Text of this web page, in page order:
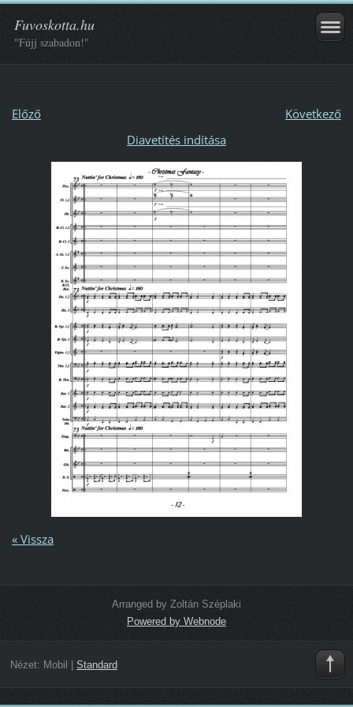
Fuvoskotta.hu
"Fújj szabadon!"
Előző
Következő
Diavetítés indítása
« Vissza
Arranged by Zoltán Széplaki
Powered by Webnode
Nézet: Mobil Standard